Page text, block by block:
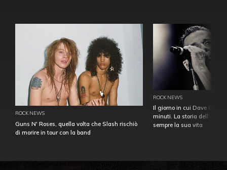
ROCK NEWS
Guns N' Roses, quella volta che Slash rischiò
di morire in tour con la band
ROCK NEWS
Il giorno in cui Dave
minuti. La storia
sempre la sua vita